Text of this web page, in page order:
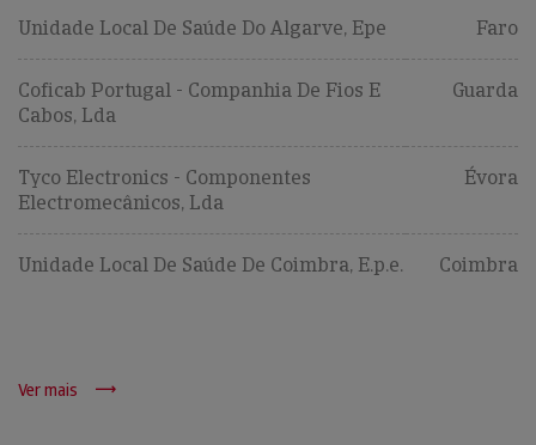
Unidade Local De Saúde Do Algarve, Epe Faro
Coficab Portugal - Companhia De Fios E
Cabos, Lda
Guarda
Tyco Electronics - Componentes
Electromecânicos, Lda
Évora
Unidade Local De Saúde De Coimbra, E.p.e. Coimbra
Ver mais